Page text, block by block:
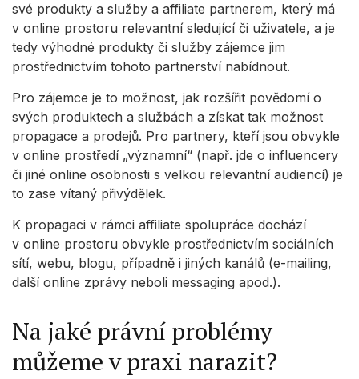
své produkty a služby a affiliate partnerem, který má
v online prostoru relevantní sledující či uživatele, a je
tedy výhodné produkty či služby zájemce jim
prostřednictvím tohoto partnerství nabídnout.
Pro zájemce je to možnost, jak rozšířit povědomí o
svých produktech a službách a získat tak možnost
propagace a prodejů. Pro partnery, kteří jsou obvykle
v online prostředí „významní“ (např. jde o influencery
či jiné online osobnosti s velkou relevantní audiencí) je
to zase vítaný přivýdělek.
K propagaci v rámci affiliate spolupráce dochází
v online prostoru obvykle prostřednictvím sociálních
sítí, webu, blogu, případně i jiných kanálů (e-mailing,
další online zprávy neboli messaging apod.).
Na jaké právní problémy
můžeme v praxi narazit?